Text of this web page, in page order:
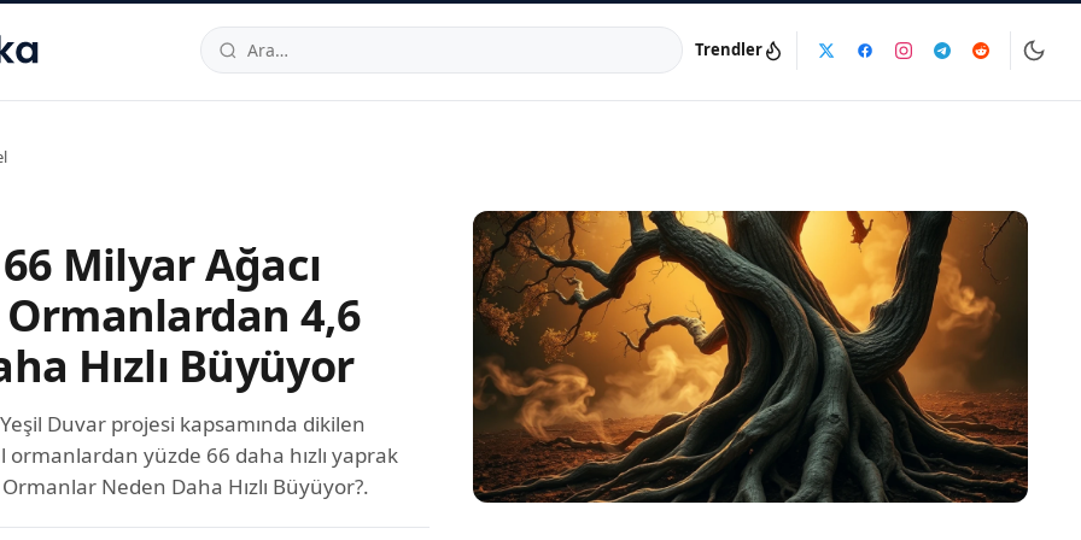
34520TRTelefon:0850 444 30 49E-posta:info@dijinika.net
Trendler
Milyar Ağacı
4,6
Hızlı Büyüyor
Duvar projesi kapsamında dikilen
ormanlardan yüzde 66 daha hızlı yaprak
Ormanlar Neden Daha Hızlı Büyüyor?.